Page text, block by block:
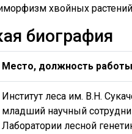
хвойных растений
биография
Место, должность работы
Институт леса им. В.Н.
младший научный
Лаборатории лесной